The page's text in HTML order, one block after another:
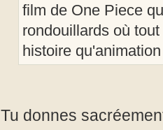
film de One Piece
rondouillards où
histoire
Tu donnes